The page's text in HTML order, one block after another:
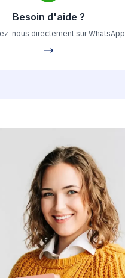
Besoin d'aide ?
nous directement sur WhatsApp